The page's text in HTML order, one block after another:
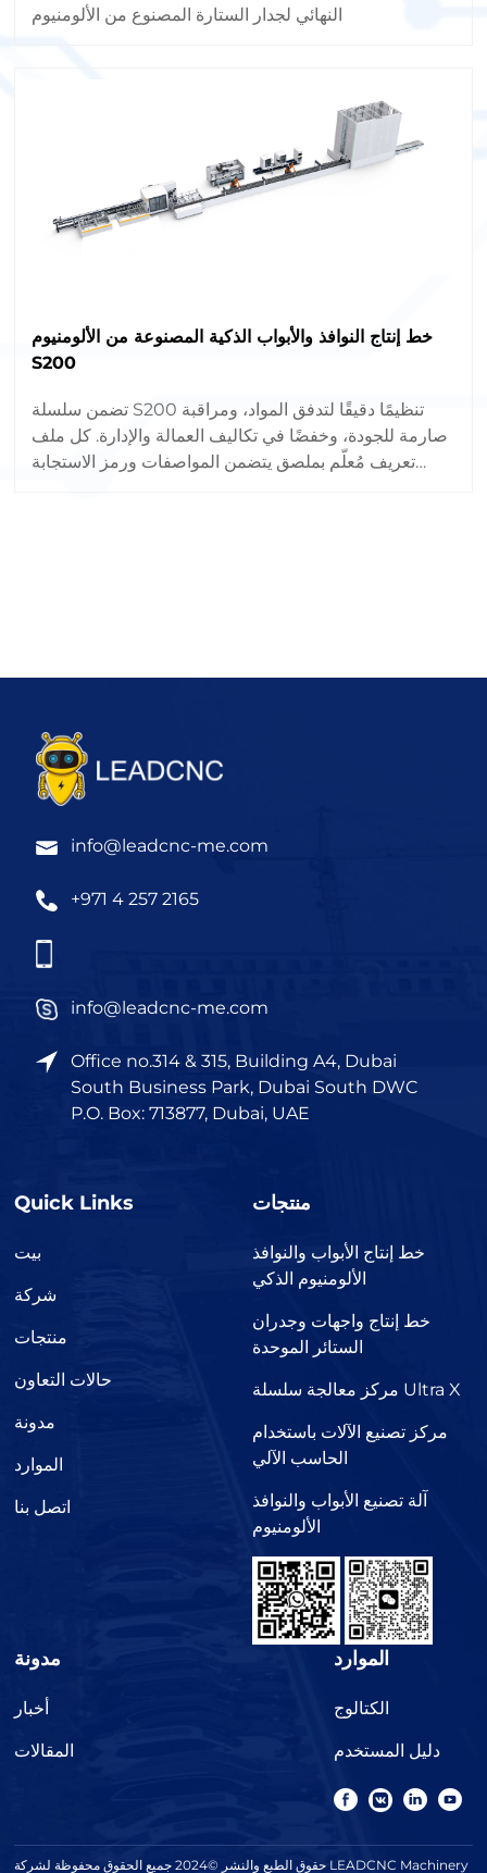
النهائي لجدار الستارة المصنوع من الألومنيوم
خط إنتاج النوافذ والأبواب الذكية المصنوعة من الألومنيوم
S200
تضمن سلسلة S200 تنظيمًا دقيقًا لتدفق المواد، ومراقبة
صارمة للجودة، وخفضًا في تكاليف العمالة والإدارة. كل ملف
تعريف مُعلّم بملصق يتضمن المواصفات ورمز الاستجابة
info@leadcnc-me.com
+971 4 257 2165
info@leadcnc-me.com
Office no.314 & 315, Building A4, Dubai
South Business Park, Dubai South DWC
P.O. Box: 713877, Dubai, UAE
Quick Links
بيت
شركة
منتجات
حالات التعاون
مدونة
الموارد
اتصل بنا
منتجات
خط إنتاج الأبواب والنوافذ
الألومنيوم الذكي
خط إنتاج واجهات وجدران
الستائر الموحدة
مركز معالجة سلسلة Ultra X
مركز تصنيع الآلات باستخدام
الحاسب الآلي
آلة تصنيع الأبواب والنوافذ
الألومنيوم
مدونة
أخبار
المقالات
الموارد
الكتالوج
دليل المستخدم
حقوق الطبع والنشر ©2024 جميع الحقوق محفوظة لشركة LEADCNC Machinery